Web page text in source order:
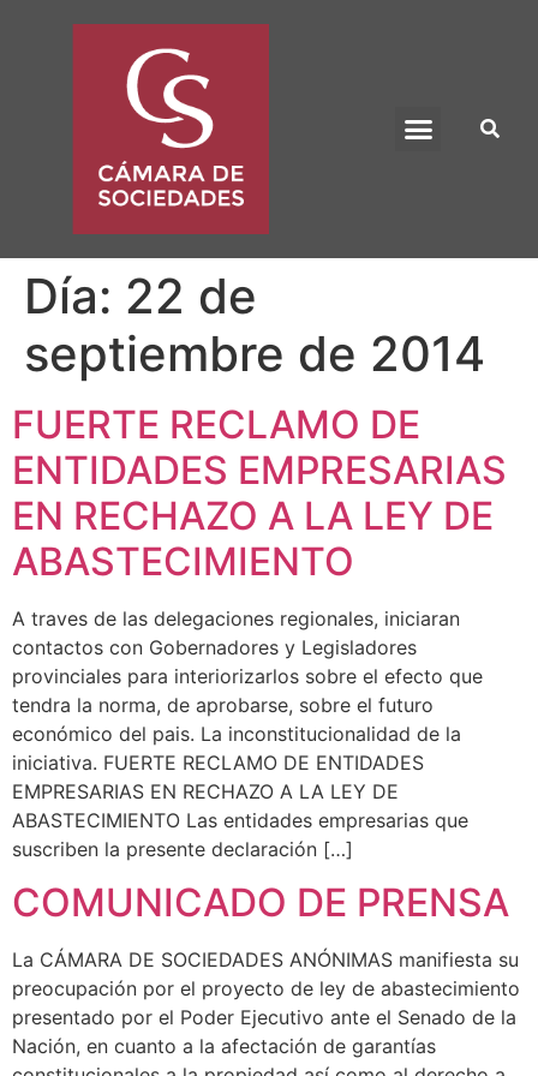
Día: 22 de
septiembre de 2014
FUERTE RECLAMO DE
ENTIDADES EMPRESARIAS
EN RECHAZO A LA LEY DE
ABASTECIMIENTO
A traves de las delegaciones regionales, iniciaran
contactos con Gobernadores y Legisladores
provinciales para interiorizarlos sobre el efecto que
tendra la norma, de aprobarse, sobre el futuro
económico del pais. La inconstitucionalidad de la
iniciativa. FUERTE RECLAMO DE ENTIDADES
EMPRESARIAS EN RECHAZO A LA LEY DE
ABASTECIMIENTO Las entidades empresarias que
suscriben la presente declaración […]
COMUNICADO DE PRENSA
La CÁMARA DE SOCIEDADES ANÓNIMAS manifiesta su
preocupación por el proyecto de ley de abastecimiento
presentado por el Poder Ejecutivo ante el Senado de la
Nación, en cuanto a la afectación de garantías